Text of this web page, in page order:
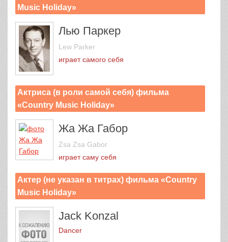
Music Holiday»
Лью Паркер
Lew Parker
играет самого себя
Актриса (в роли самой себя) фильма
«Country Music Holiday»
Жа Жа Габор
Zsa Zsa Gabor
играет саму себя
Актер (не указан в титрах) фильма «Country
Music Holiday»
Jack Konzal
Dancer